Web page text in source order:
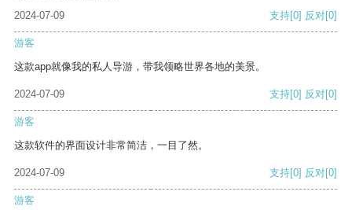
2024-07-09
支持[0] 反对[0]
游客
这款app就像我的私人导游，带我领略世界各地的美景。
2024-07-09 支持[0] 反对[0]
游客
这款软件的界面设计非常简洁，一目了然。
2024-07-09 支持[0] 反对[0]
游客